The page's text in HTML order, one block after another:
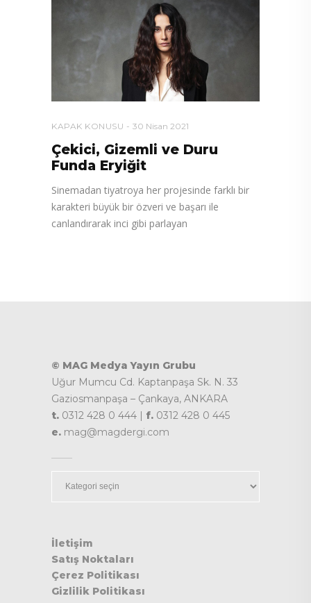
KAPAK KONUSU 30 Nisan 2021
Çekici, Gizemli ve Duru
Funda Eryiğit
Sinemadan tiyatroya her projesinde farklı bir
karakteri büyük bir özveri ve başarı ile
canlandırarak inci gibi parlayan
© MAG Medya Yayın Grubu
Uğur Mumcu Cd. Kaptanpaşa Sk. N. 33
Gaziosmanpaşa – Çankaya, ANKARA
t. 0312 428 0 444 | f. 0312 428 0 445
e. mag@magdergi.com
İletişim
Satış Noktaları
Çerez Politikası
Gizlilik Politikası